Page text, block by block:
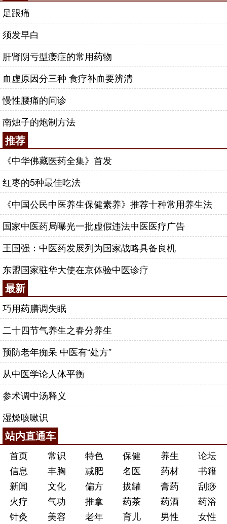
足跟痛
须发早白
肝肾阴亏型痿症的常用药物
血虚原因分三种 食疗补血要辨清
慢性腰痛的问诊
南烛子的炮制方法
推荐
《中华佛藏医药全集》首发
红枣的5种最佳吃法
《中国公民中医养生保健素养》推荐十种常用养生法
国家中医药局曝光一批虚假违法中医医疗广告
王国强：中医药发展列为国家战略具备良机
东盟国家驻华大使在京体验中医诊疗
最新
巧用药膳调失眠
二十四节气养生之春分养生
预防老年痴呆 中医有“处方”
从中医学论人体平衡
参术调中汤释义
湿燥咳嗽识
站内直通车
首页 常识 特色 保健 养生
论坛
信息
丰胸 减肥 名医 药材
书籍
新闻
文化 偏方 拔罐 膏药
刮痧
火疗
气功 推拿 药茶 药酒
药浴
针灸
美容 老年 育儿 男性 女性